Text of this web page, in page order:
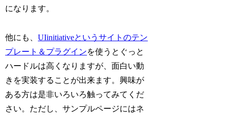
になります。
他にも、UIinitiativeというサイトのテン
プレート＆プラグインを使うとぐっと
ハードルは高くなりますが、面白い動
きを実装することが出来ます。興味が
ある方は是非いろいろ触ってみてくだ
さい。ただし、サンプルページにはネ